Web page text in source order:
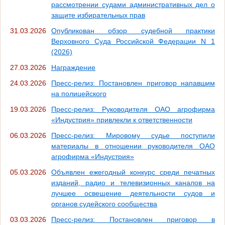
рассмотрении судами административных дел о
защите избирательных прав
31.03.2026
Опубликован обзор судебной практики
Верховного Суда Российской Федерации N 1
(2026)
27.03.2026
Награждение
24.03.2026
Пресс-релиз: Постановлен приговор напавшим
на полицейского
19.03.2026
Пресс-релиз: Руководителя ОАО агрофирма
«Индустрия» привлекли к ответственности
06.03.2026
Пресс-релиз: Мировому судье поступили
материалы в отношении руководителя ОАО
агрофирма «Индустрия»
05.03.2026
Объявлен ежегодный конкурс среди печатных
изданий, радио и телевизионных каналов на
лучшее освещение деятельности судов и
органов судейского сообщества
03.03.2026
Пресс-релиз: Постановлен приговор в